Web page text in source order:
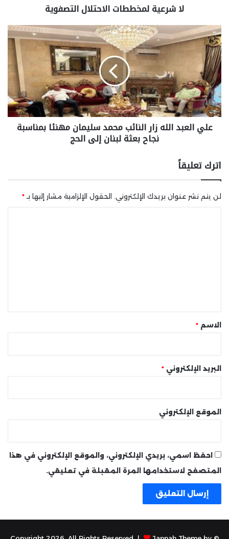
لا شرعية لمخططات الاحتلال التصفوية
علي العبد الله زار النائب محمد سليمان مهنئا بمناسبة
نجاح بعثة لبنان إلى الحج
اترك تعليقاً
لن يتم نشر عنوان بريدك الإلكتروني. الحقول الإلزامية مشار إليها بـ *
* الاسم *
البريد الإلكتروني *
الموقع الإلكتروني
احفظ اسمي، بريدي الإلكتروني، والموقع الإلكتروني في هذا
المتصفح لاستخدامها المرة المقبلة في تعليقي.